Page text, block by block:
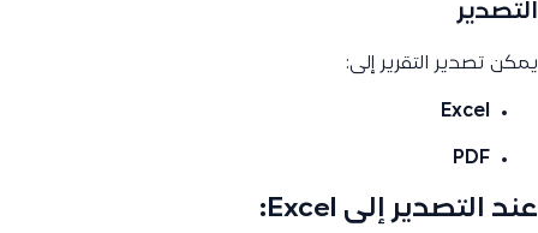
التصدير
يمكن تصدير التقرير إلى:
Excel
PDF
عند التصدير إلى Excel: